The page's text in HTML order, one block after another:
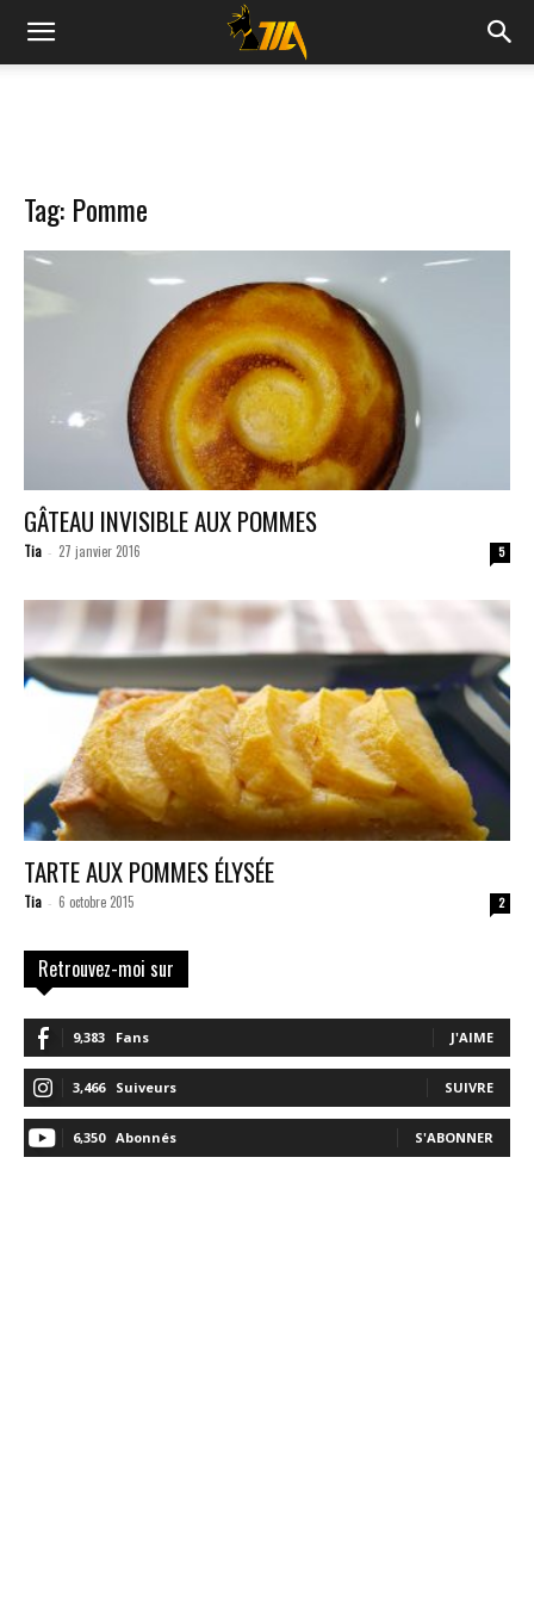
Cook
Tag: Pomme
GÂTEAU INVISIBLE AUX POMMES
Tia - 27 janvier 2016 5
TARTE AUX POMMES ÉLYSÉE
Tia - 6 octobre 2015 2
Retrouvez-moi sur
9,383 Fans J'AIME
3,466 Suiveurs SUIVRE
6,350 Abonnés S'ABONNER